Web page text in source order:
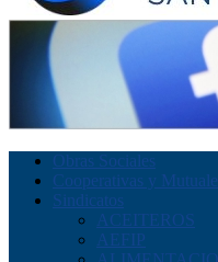
Obras Sociales
Cooperativas y
Sindicatos
ACEITEROS
AEFIP